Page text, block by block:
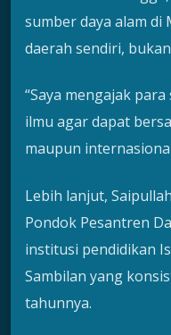
sumber daya alam di
daerah sendiri,
“Saya mengajak
ilmu agar dapat
maupun
Lebih lanjut,
Pondok Pesantren
institusi pendidikan
Sambilan yang
tahunnya.